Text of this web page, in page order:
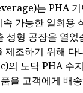
는 PHA
가능한 일회용
성형 공장을 열었
제조하기 위해 다
노닥 PHA 수
을 고객에게 배